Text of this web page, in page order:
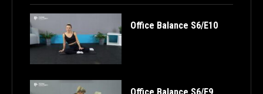
Office Balance S6/E10
Office Balance S6/E9